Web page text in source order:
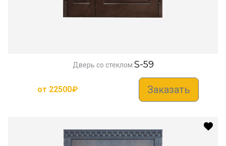
Дверь со стеклом S-59
от 22500₽ Заказать